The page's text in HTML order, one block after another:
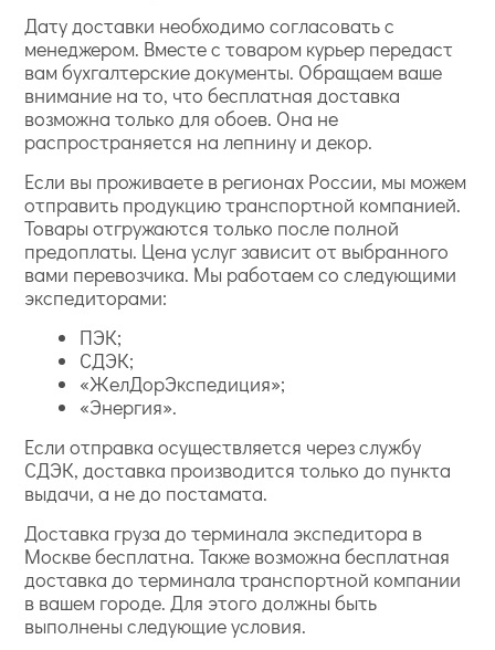
Дату доставки необходимо согласовать с
менеджером. Вместе с товаром курьер передаст
вам бухгалтерские документы. Обращаем ваше
внимание на то, что бесплатная доставка
возможна только для обоев. Она не
распространяется на лепнину и декор.
Если вы проживаете в регионах России, мы можем
отправить продукцию транспортной компанией.
Товары отгружаются только после полной
предоплаты. Цена услуг зависит от выбранного
вами перевозчика. Мы работаем со следующими
экспедиторами:
ПЭК;
СДЭК;
«ЖелДорЭкспедиция»;
«Энергия».
Если отправка осуществляется через службу
СДЭК, доставка производится только до пункта
выдачи, а не до постамата.
Доставка груза до терминала экспедитора в
Москве бесплатна. Также возможна бесплатная
доставка до терминала транспортной компании
в вашем городе. Для этого должны быть
выполнены следующие условия.